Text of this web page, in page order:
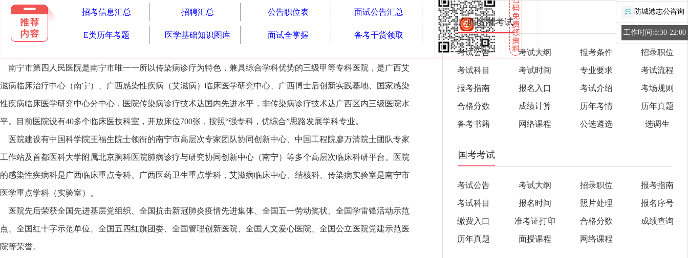
招考信息汇总 招聘汇总 公告职位表 面试公告汇总
E类历年考题 医学基础知识图库 面试全掌握 备考干货领取
南宁市第四人民医院是南宁市唯一一所以传染病诊疗为特色，兼具综合学科优势的三级甲等专科医院，是广西艾
滋病临床治疗中心（南宁）、广西感染性疾病（艾滋病）临床医学研究中心、广西博士后创新实践基地、国家感染
性疾病临床医学研究中心分中心，医院传染病诊疗技术达国内先进水平，非传染病诊疗技术达广西区内三级医院水
平。目前医院设有40多个临床医技科室，开放床位700张，按照“强专科，优综合”思路发展学科专业。
医院建设有中国科学院王福生院士领衔的南宁市高层次专家团队协同创新中心、中国工程院廖万清院士团队专家
工作站及首都医科大学附属北京胸科医院肺病诊疗与研究协同创新中心（南宁）等多个高层次临床科研平台。医院
的感染性疾病科是广西临床重点专科、广西医药卫生重点学科，艾滋病临床中心、结核科、传染病实验室是南宁市
医学重点学科（实验室）。
医院先后荣获全国先进基层党组织、全国抗击新冠肺炎疫情先进集体、全国五一劳动奖状、全国学雷锋活动示范
点、全国红十字示范单位、全国五四红旗团委、全国管理创新医院、全国人文爱心医院、全国公立医院党建示范医
院等荣誉。
广西区考考试
考试公告 考试大纲 报考条件 招录职位
考试科目 考试时间 专业要求 考试流程
报考指南 报名入口 考试介绍 考场规则
合格分数 成绩计算 历年考情 历年真题
备考书籍 网络课程 公选遴选 选调生
国考考试
考试公告 考试大纲 招录职位 报考指南
考试科目 报名时间 照片处理 报名序号
缴费入口 准考证打印 合格分数 成绩查询
历年真题 面授课程 网络课程
防城港志公咨询
工作时间:8:30-22:00